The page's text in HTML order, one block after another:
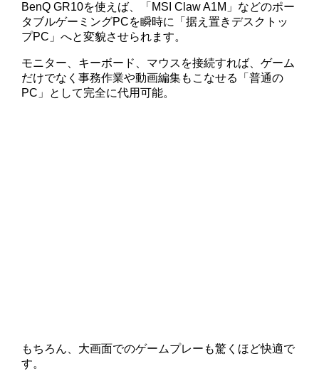
BenQ GR10を使えば、「MSI Claw A1M」などのポー
タブルゲーミングPCを瞬時に「据え置きデスクトッ
プPC」へと変貌させられます。
モニター、キーボード、マウスを接続すれば、ゲーム
だけでなく事務作業や動画編集もこなせる「普通の
PC」として完全に代用可能。
もちろん、大画面でのゲームプレーも驚くほど快適で
す。